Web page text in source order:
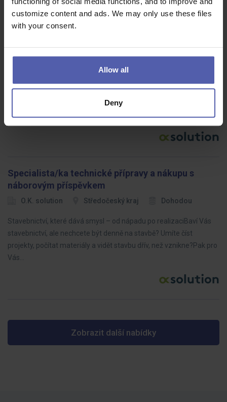
customize content and ads. We may only use these files
with your consent.
Allow all
Deny
O.K. solution Jihlava Dohodou
a budete mít za sebou stabilní zázemí silné mezinárodní
společnosti?Náš klient patří mezi významné zaměstnavatele v
regionu a působí…
Specialista/ka technické přípravy a nákupu s
náborovým příspěvkem
O.K. solution Středočeský kraj Dohodou
Stavebnictví, které dává smysl – od nápadu po realizaciBaví Vás
stavebnictví, ale nechcete být denně na stavbě? Umíte číst
projekty, počítat materiály a vidět stavbu dřív, než vznikne?Pak pro
Vás…
Zobrazit další nabídky